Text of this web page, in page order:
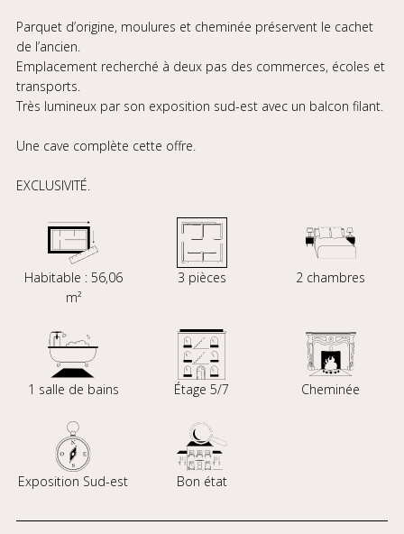
Parquet d’origine, moulures et cheminée préservent le cachet
de l’ancien.
Emplacement recherché à deux pas des commerces, écoles et
transports.
Très lumineux par son exposition sud-est avec un balcon filant.
Une cave complète cette offre.
EXCLUSIVITÉ.
Habitable : 56,06
m²
3 pièces 2 chambres
1 salle de bains Étage 5/7 Cheminée
Exposition Sud-est Bon état